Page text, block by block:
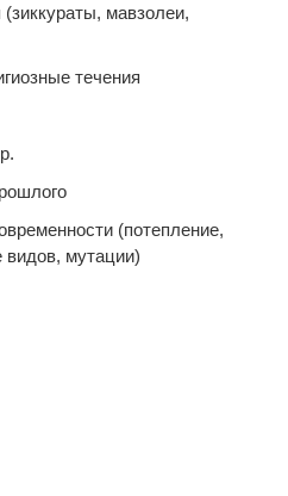
мавзолеи,
течения
(потепление,
видов, мутации)